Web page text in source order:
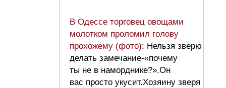
В Одессе торговец овощами
молотком проломил голову
прохожему (фото): Нельзя зверю
делать замечание-«почему
ты не в наморднике?».Он
вас просто укусит.Хозяину зверя